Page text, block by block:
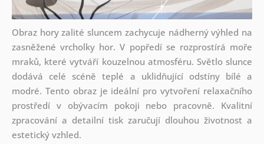
Obraz hory zalité sluncem zachycuje nádherný výhled na
zasněžené vrcholky hor. V popředí se rozprostírá moře
mraků, které vytváří kouzelnou atmosféru. Světlo slunce
dodává celé scéně teplé a uklidňující odstíny bílé a
modré. Tento obraz je ideální pro vytvoření relaxačního
prostředí v obývacím pokoji nebo pracovně. Kvalitní
zpracování a detailní tisk zaručují dlouhou životnost a
estetický vzhled.